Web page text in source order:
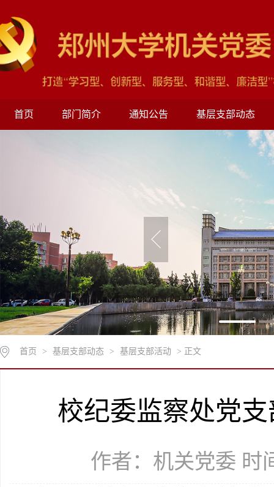
首页 部门简介 通知公告 基层支部动态
首页 > 基层支部动态 > 基层支部活动 > 正文
校纪委监察处党
作者：机关党委 时